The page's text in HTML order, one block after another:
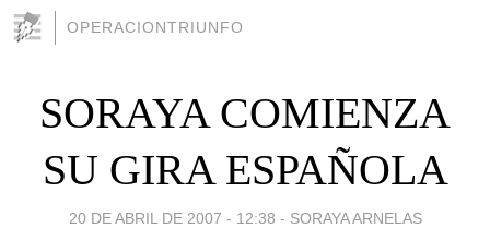
OPERACIONTRIUNFO
SORAYA COMIENZA
SU GIRA ESPAÑOLA
20 DE ABRIL DE 2007 - 12:38 - SORAYA ARNELAS